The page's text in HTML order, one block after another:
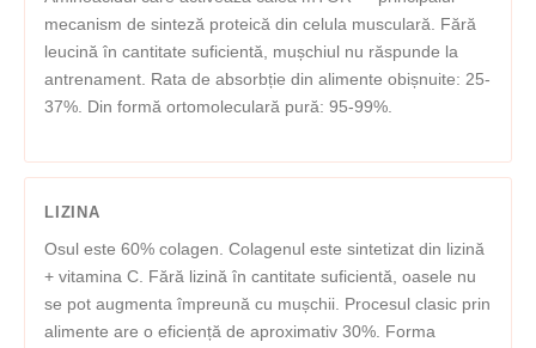
mecanism de sinteză proteică din celula musculară. Fără
leucină în cantitate suficientă, mușchiul nu răspunde la
antrenament. Rata de absorbție din alimente obișnuite: 25-
37%. Din formă ortomoleculară pură: 95-99%.
LIZINA
Osul este 60% colagen. Colagenul este sintetizat din lizină
+ vitamina C. Fără lizină în cantitate suficientă, oasele nu
se pot augmenta împreună cu mușchii. Procesul clasic prin
alimente are o eficiență de aproximativ 30%. Forma